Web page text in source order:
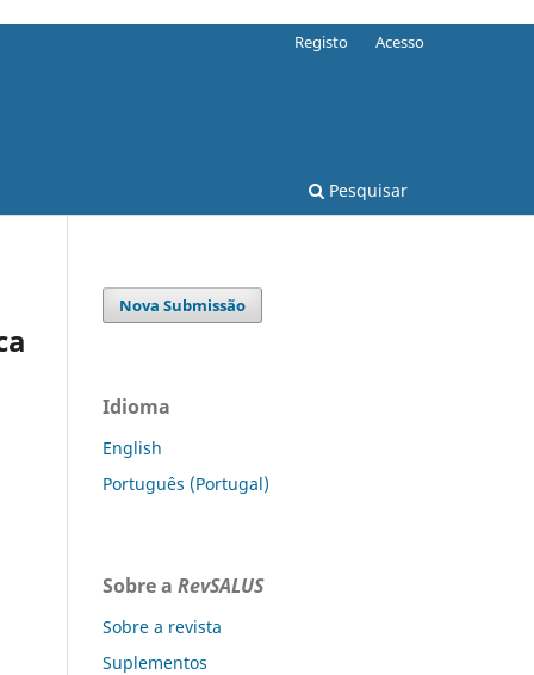
Pesquisar
Registo Acesso
Nova Submissão
Idioma
English
Português (Portugal)
Sobre a RevSALUS
Sobre a revista
Suplementos